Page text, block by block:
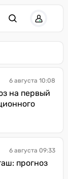
6 августа 10:08
на первый
6 августа 09:33
прогноз